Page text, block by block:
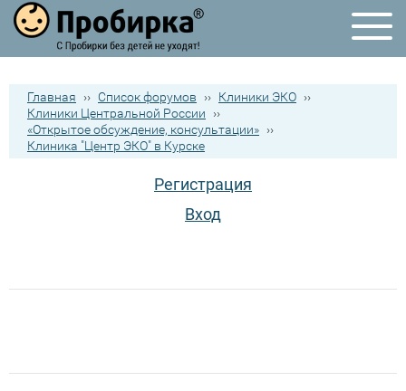
Главная ›› Список форумов ›› Клиники ЭКО ››
Клиники Центральной России
››
«Открытое обсуждение, консультации» ››
Клиника "Центр ЭКО" в Курске
Регистрация
Вход